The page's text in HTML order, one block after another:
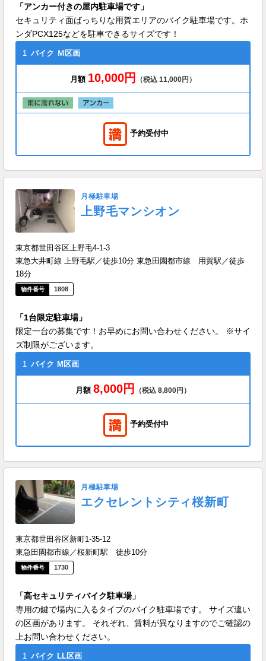
「アンカー付きの屋内駐車場です」
セキュリティ面ばっちりな用賀エリアのバイク駐車場です。ホ
ンダPCX125などを駐車できるサイズです！
1 バイク Ｍ区画
月額 10,000円 （税込 11,000円）
予約受付中
月極駐車場
上野毛マンシオン
東京都世田谷区上野毛4-1-3
東急大井町線 上野毛駅／徒歩10分 東急田園都市線 用賀駅／徒歩
18分
1808
「1台限定駐車場」
限定一台の募集です！お早めにお問い合わせください。 ※サイ
ズ制限がございます。
1 バイク M区画
月額 8,000円 （税込 8,800円）
予約受付中
月極駐車場
エクセレントシティ桜新町
東京都世田谷区新町1-35-12
東急田園都市線／桜新町駅 徒歩10分
1730
「高セキュリティバイク駐車場」
専用の鍵で場内に入るタイプのバイク駐車場です。 サイズ違い
の区画があります。 それぞれ、賃料が異なりますのでご確認の
上お問い合わせください。
1 バイク LL区画